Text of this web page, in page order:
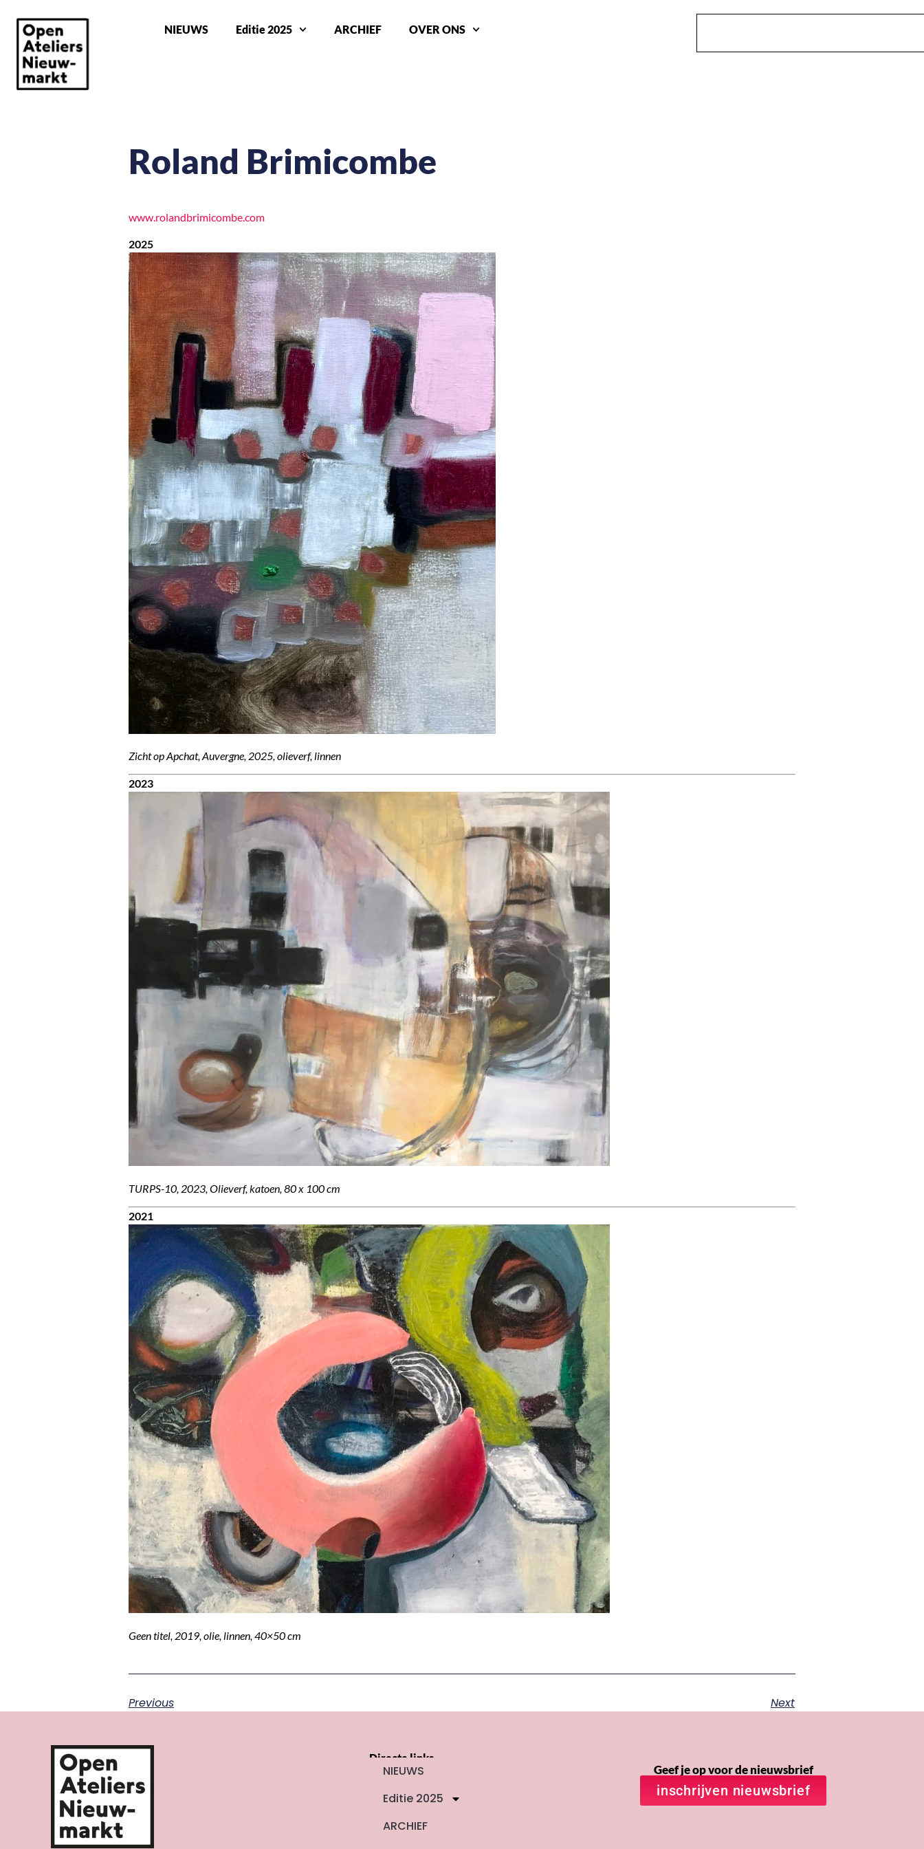
NIEUWS Editie 2025 ARCHIEF OVER ONS
Roland Brimicombe
www.rolandbrimicombe.com
2025
Zicht op Apchat, Auvergne, 2025, olieverf, linnen
2023
TURPS-10, 2023, Olieverf, katoen, 80 x 100 cm
2021
Geen titel, 2019, olie, linnen, 40×50 cm
Previous Next
Directe links
NIEUWS
Editie 2025
ARCHIEF
Geef je op voor de nieuwsbrief
inschrijven nieuwsbrief